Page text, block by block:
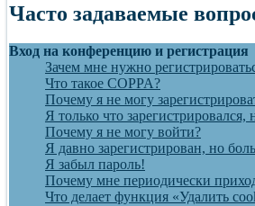
Часто задаваемые
Вход на конференцию и регистрация
Зачем мне нужно
Что такое COPPA?
Почему я не могу
Я только что
Почему я не могу войти?
Я давно зарегистрирован, но
Я забыл пароль!
Почему мне периодически
Что делает функция «Удалить